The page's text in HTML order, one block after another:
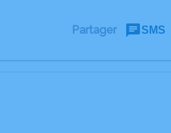
Partager SMS